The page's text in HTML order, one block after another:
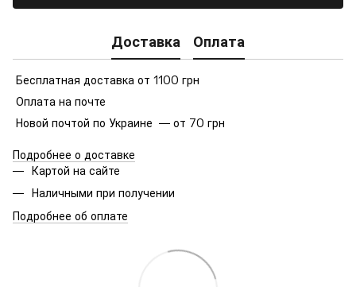
Доставка Оплата
Бесплатная доставка от 1100 грн
Оплата на почте
Новой почтой по Украине — от 70 грн
Подробнее о доставке
Картой на сайте
Наличными при получении
Подробнее об оплате